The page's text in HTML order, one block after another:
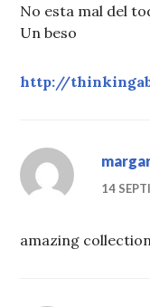
No esta mal del
Un beso
http://
14
amazing